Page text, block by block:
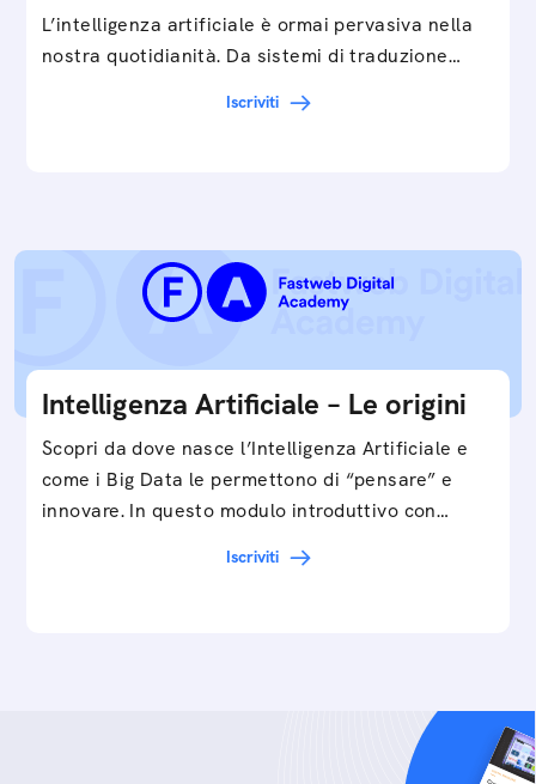
L’intelligenza artificiale è ormai pervasiva nella
nostra quotidianità. Da sistemi di traduzione
Iscriviti
Intelligenza Artificiale – Le origini
Scopri da dove nasce l’Intelligenza Artificiale e
come i Big Data le permettono di “pensare” e
innovare. In questo modulo introduttivo con
Iscriviti